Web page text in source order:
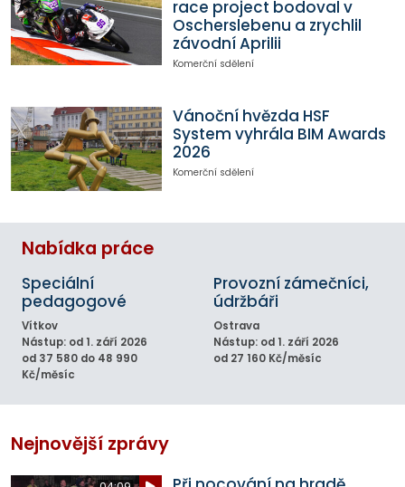
race project bodoval v
Oscherslebenu a zrychlil
závodní Aprilii
Komerční sdělení
Vánoční hvězda HSF
System vyhrála BIM Awards
2026
Komerční sdělení
Nabídka práce
Speciální
pedagogové
Vítkov
Nástup: od 1. září 2026
od 37 580 do 48 990
Kč/měsíc
Provozní zámečníci,
údržbáři
Ostrava
Nástup: od 1. září 2026
od 27 160 Kč/měsíc
Nejnovější zprávy